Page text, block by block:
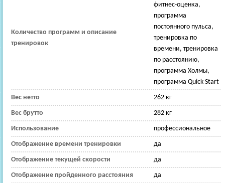
Количество программ и описание
тренировок
фитнес-оценка,
программа
постоянного пульса,
тренировка по
времени, тренировка
по расстоянию,
программа Холмы,
программа Quick Start
Вес нетто 262 кг
Вес брутто 282 кг
Использование профессиональное
Отображение времени тренировки да
Отображение текущей скорости да
Отображение пройденного расстояния да